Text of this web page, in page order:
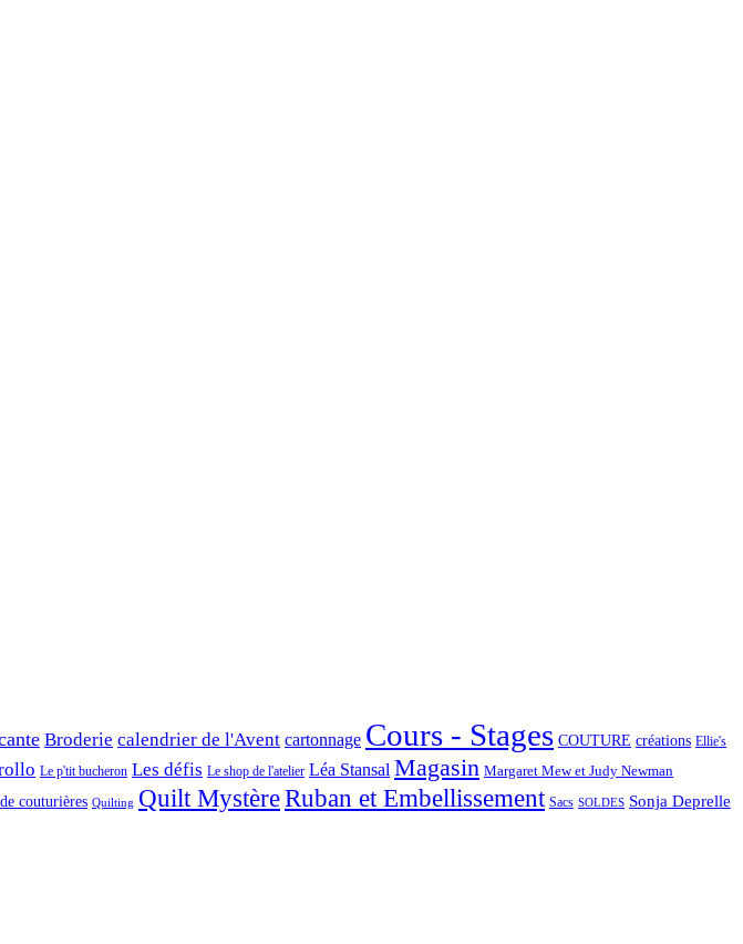
Broderie calendrier de l'Avent cartonnage Cours - Stages COUTURE créations Ellie's
Le p'tit bucheron Les défis Le shop de l'atelier Léa Stansal Magasin Margaret Mew et Judy Newman
couturières Quilting Quilt MystèreRuban et Embellissement Sacs SOLDES Sonja Deprelle